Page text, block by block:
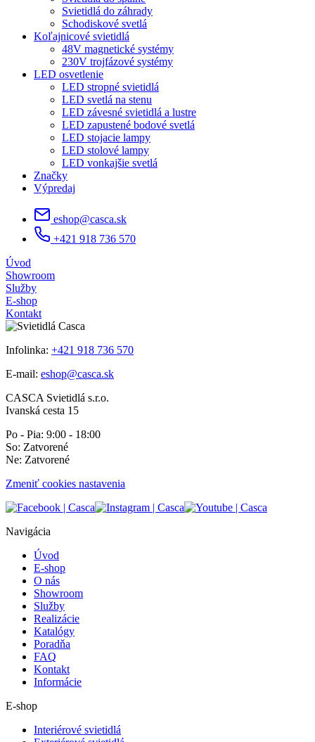
Svietidlá do záhrady
Schodiskové svetlá
Koľajnicové svietidlá
48V magnetické systémy
230V trojfázové systémy
LED osvetlenie
LED stropné svietidlá
LED svetlá na stenu
LED závesné svietidlá a lustre
LED zapustené bodové svetlá
LED stojacie lampy
LED stolové lampy
LED vonkajšie svetlá
Značky
Výpredaj
eshop@casca.sk
+421 918 736 570
Úvod
Showroom
Služby
E-shop
Kontakt
Infolinka: +421 918 736 570
E-mail: eshop@casca.sk
CASCA Svietidlá s.r.o.
Ivanská cesta 15
Po - Pia: 9:00 - 18:00
So: Zatvorené
Ne: Zatvorené
Zmeniť cookies nastavenia
Navigácia
Úvod
E-shop
O nás
Showroom
Služby
Realizácie
Katalógy
Poradňa
FAQ
Kontakt
Informácie
E-shop
Interiérové svietidlá